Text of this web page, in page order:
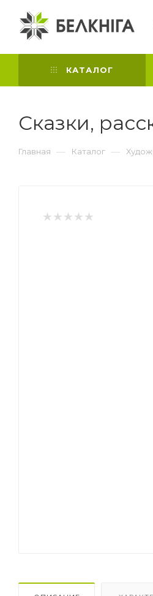
КАТАЛОГ
Сказки,
Главная — Каталог —